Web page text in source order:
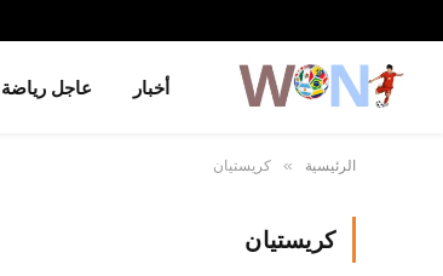
أخبار عاجل رياضة
الرئيسية » كريستيان
كريستيان